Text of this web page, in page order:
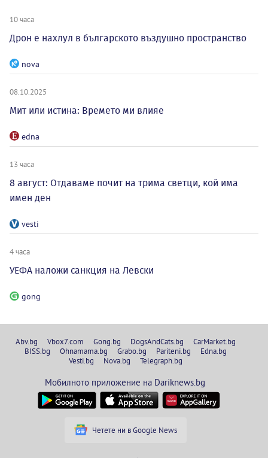
10 часа
Дрон е нахлул в българското въздушно пространство
nova
08.10.2025
Мит или истина: Времето ми влияе
edna
13 часа
8 август: Отдаваме почит на трима светци, кой има
имен ден
vesti
4 часа
УЕФА наложи санкция на Левски
gong
Abv.bg Vbox7.com Gong.bg DogsAndCats.bg
CarMarket.bg
BISS.bg
Ohnamama.bg Grabo.bg Pariteni.bg
Edna.bg
Vesti.bg
Nova.bg Telegraph.bg
Мобилното приложение на Dariknews.bg
Четете ни в Google News